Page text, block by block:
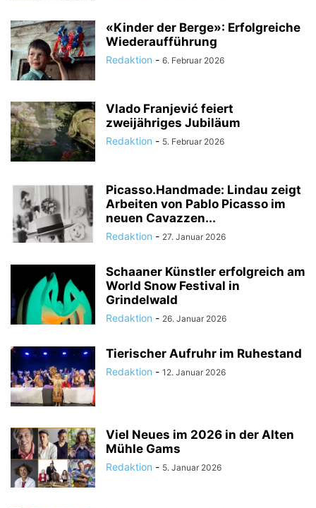
«Kinder der Berge»: Erfolgreiche
Wiederaufführung
Redaktion - 6. Februar 2026
Vlado Franjević feiert
zweijähriges Jubiläum
Redaktion - 5. Februar 2026
Picasso.Handmade: Lindau zeigt
Arbeiten von Pablo Picasso im
neuen Cavazzen...
Redaktion - 27. Januar 2026
Schaaner Künstler erfolgreich am
World Snow Festival in
Grindelwald
Redaktion - 26. Januar 2026
Tierischer Aufruhr im Ruhestand
Redaktion - 12. Januar 2026
Viel Neues im 2026 in der Alten
Mühle Gams
Redaktion - 5. Januar 2026